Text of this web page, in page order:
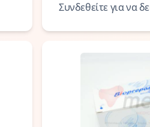
Συνδεθείτε για να